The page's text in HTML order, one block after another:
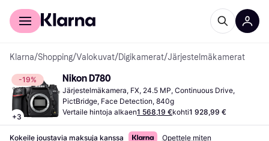
Kuluttajille
Klarna/Shopping/Valokuvat/Digikamerat/Järjestelmäkamerat
-19%
+3
Nikon D780
Järjestelmäkamera, FX, 24.5 MP, Continuous Drive,
PictBridge, Face Detection, 840g
Vertaile hintoja alkaen1 568,19 €kohti1 928,99 €
Kokeile joustavia maksuja kanssa Opettele miten